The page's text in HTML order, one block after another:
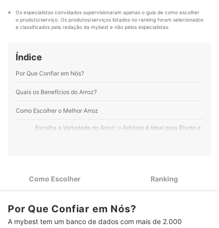
profundamente todos os alimentos faz parte de sua
rotina diária de aprendizado e ensinamentos.
Acompanhe Thaís no Instagram e no LinkedIn.
como o trabalho na mybest é transdisciplinar, consigo
ampliar meus conhecimentos estudando para revisar e
atualizar artigos de áreas diferentes da minha
Os especialistas convidados supervisionaram apenas o guia de como escolher
o produto/serviço. Os produtos/serviços listados no ranking foram selecionados
e classificados pela redação da mybest e não pelos especialistas.
Índice
Por Que Confiar em Nós?
Quais os Benefícios do Arroz?
Como Escolher o Melhor Arroz
1
Escolha a Variedade do Arroz: o Arbóreo é Ideal para Risoto e
3 Curto para Pratos Cremosos
4
Impurezas e de Qualidade Superior
Se Você Busca uma Opção Mais Saudável e Ainda Mais
Como Escolher Ranking
Por Que Confiar em Nós?
A mybest tem um banco de dados com mais de 2.000